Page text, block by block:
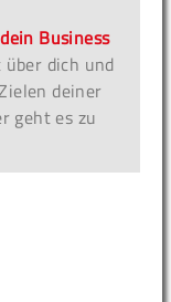
dein Business
dich und
deiner
geht es zu